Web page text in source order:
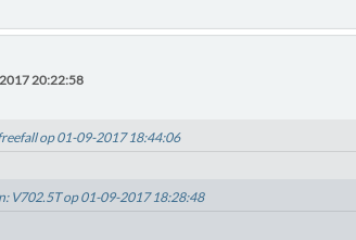
20:22:58
op 01-09-2017 18:44:06
V702.5T op 01-09-2017 18:28:48